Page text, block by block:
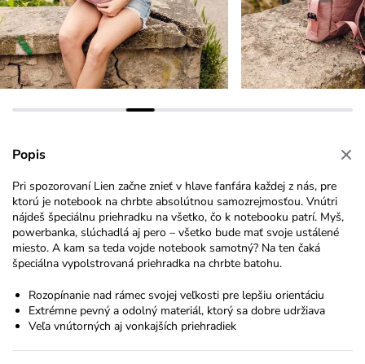
Popis
Pri spozorovaní Lien začne znieť v hlave fanfára každej z nás, pre
ktorú je notebook na chrbte absolútnou samozrejmosťou. Vnútri
nájdeš špeciálnu priehradku na všetko, čo k notebooku patrí. Myš,
powerbanka, slúchadlá aj pero – všetko bude mať svoje ustálené
miesto. A kam sa teda vojde notebook samotný? Na ten čaká
špeciálna vypolstrovaná priehradka na chrbte batohu.
Rozopínanie nad rámec svojej veľkosti pre lepšiu orientáciu
Extrémne pevný a odolný materiál, ktorý sa dobre udržiava
Veľa vnútorných aj vonkajších priehradiek